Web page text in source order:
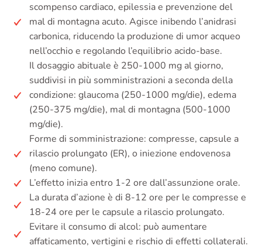
scompenso cardiaco, epilessia e prevenzione del
mal di montagna acuto. Agisce inibendo l’anidrasi
carbonica, riducendo la produzione di umor acqueo
nell’occhio e regolando l’equilibrio acido-base.
Il dosaggio abituale è 250-1000 mg al giorno,
suddivisi in più somministrazioni a seconda della
condizione: glaucoma (250-1000 mg/die), edema
(250-375 mg/die), mal di montagna (500-1000
mg/die).
Forme di somministrazione: compresse, capsule a
rilascio prolungato (ER), o iniezione endovenosa
(meno comune).
L’effetto inizia entro 1-2 ore dall’assunzione orale.
La durata d’azione è di 8-12 ore per le compresse e
18-24 ore per le capsule a rilascio prolungato.
Evitare il consumo di alcol: può aumentare
affaticamento, vertigini e rischio di effetti collaterali.